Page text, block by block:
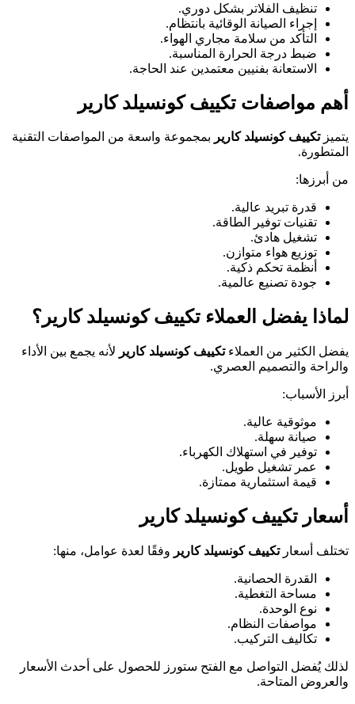
تنظيف الفلاتر بشكل دوري.
إجراء الصيانة الوقائية بانتظام.
التأكد من سلامة مجاري الهواء.
ضبط درجة الحرارة المناسبة.
الاستعانة بفنيين معتمدين عند الحاجة.
أهم مواصفات تكييف كونسيلد كارير
يتميزتكييف كونسيلد كارير بمجموعة واسعة من المواصفات التقنية
المتطورة.
من أبرزها:
قدرة تبريد عالية.
تقنيات توفير الطاقة.
تشغيل هادئ.
توزيع هواء متوازن.
أنظمة تحكم ذكية.
جودة تصنيع عالمية.
لماذا يفضل العملاء تكييف كونسيلد كارير؟
يفضل الكثير من العملاءتكييف كونسيلد كارير لأنه يجمع بين الأداء
والراحة والتصميم العصري.
أبرز الأسباب:
موثوقية عالية.
صيانة سهلة.
توفير في استهلاك الكهرباء.
عمر تشغيل طويل.
قيمة استثمارية ممتازة.
أسعار تكييف كونسيلد كارير
تختلف أسعارتكييف كونسيلد كارير وفقًا لعدة عوامل، منها:
القدرة الحصانية.
مساحة التغطية.
نوع الوحدة.
مواصفات النظام.
تكاليف التركيب.
لذلك يُفضل التواصل مع الفتح ستورز للحصول على أحدث الأسعار
والعروض المتاحة.